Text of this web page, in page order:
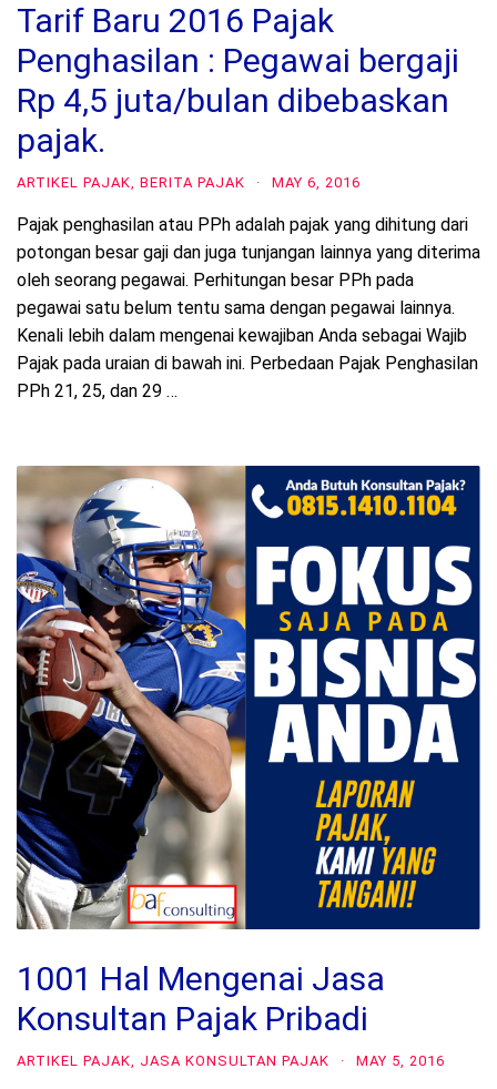
Tarif Baru 2016 Pajak
Penghasilan : Pegawai bergaji
Rp 4,5 juta/bulan dibebaskan
pajak.
ARTIKEL PAJAK, BERITA PAJAK · MAY 6, 2016
Pajak penghasilan atau PPh adalah pajak yang dihitung dari
potongan besar gaji dan juga tunjangan lainnya yang diterima
oleh seorang pegawai. Perhitungan besar PPh pada
pegawai satu belum tentu sama dengan pegawai lainnya.
Kenali lebih dalam mengenai kewajiban Anda sebagai Wajib
Pajak pada uraian di bawah ini. Perbedaan Pajak Penghasilan
PPh 21, 25, dan 29 …
1001 Hal Mengenai Jasa
Konsultan Pajak Pribadi
ARTIKEL PAJAK, JASA KONSULTAN PAJAK · MAY 5, 2016